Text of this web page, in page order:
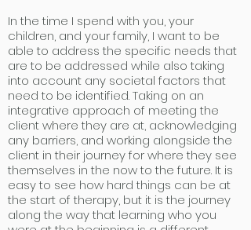
In the time I spend with you, your
children, and your family, I want to be
able to address the specific needs that
are to be addressed while also taking
into account any societal factors that
need to be identified. Taking on an
integrative approach of meeting the
client where they are at, acknowledging
any barriers, and working alongside the
client in their journey for where they see
themselves in the now to the future. It is
easy to see how hard things can be at
the start of therapy, but it is the journey
along the way that learning who you